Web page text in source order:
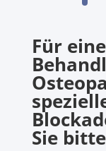
Für
Sie